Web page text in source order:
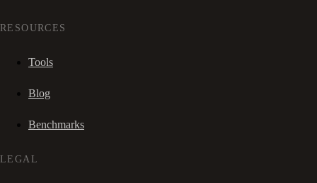
RESOURCES
Tools
Blog
Benchmarks
LEGAL